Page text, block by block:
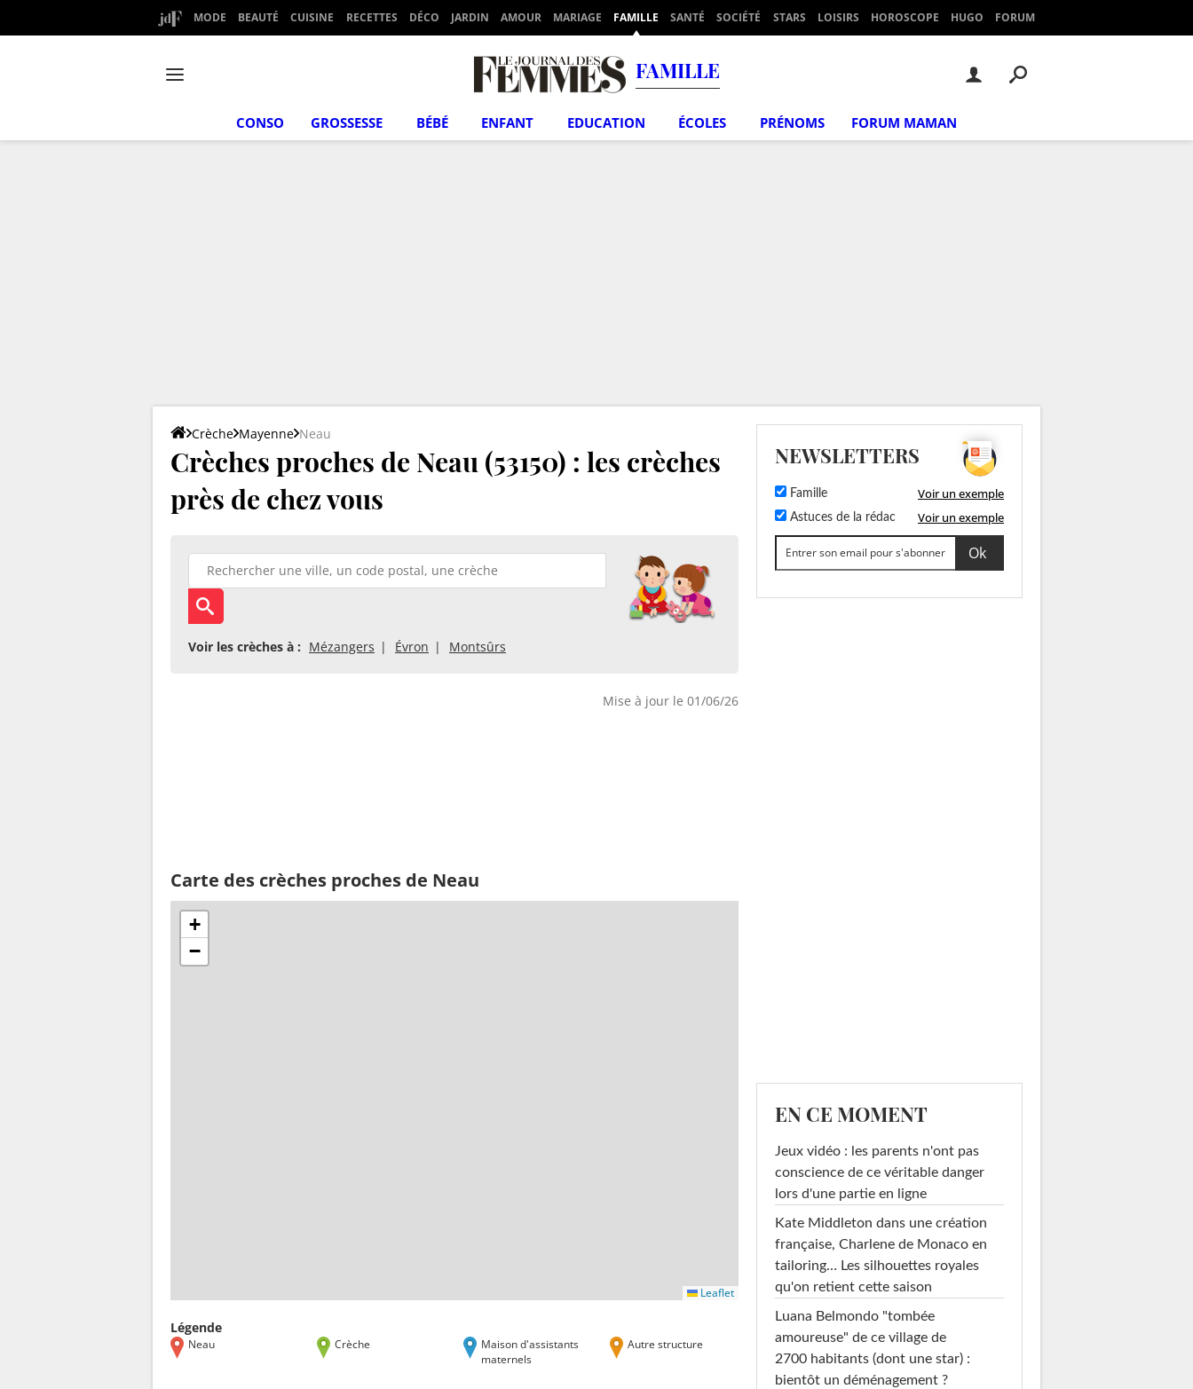
MODE BEAUTÉ CUISINE RECETTES DÉCO JARDIN AMOUR MARIAGE FAMILLE SANTÉ SOCIÉTÉ STARS LOISIRS HOROSCOPE HUGO FORUM
FAMILLE
CONSO GROSSESSE BÉBÉ ENFANT EDUCATION ÉCOLES PRÉNOMS FORUM MAMAN
Crèche Mayenne Neau
Crèches proches de Neau (53150) : les crèches
près de chez vous
Voir les crèches à : Mézangers Évron Montsûrs
Mise à jour le 01/06/26
Carte des crèches proches de Neau
+
−
Leaflet
Légende
Neau Crèche
Maison d'assistants
maternels
Autre structure
NEWSLETTERS
Famille Voir un exemple
Astuces de la rédac Voir un exemple
EN CE MOMENT
Jeux vidéo : les parents n'ont pas
conscience de ce véritable danger
lors d'une partie en ligne
Kate Middleton dans une création
française, Charlene de Monaco en
tailoring… Les silhouettes royales
qu'on retient cette saison
Luana Belmondo "tombée
amoureuse" de ce village de
2700 habitants (dont une star) :
bientôt un déménagement ?